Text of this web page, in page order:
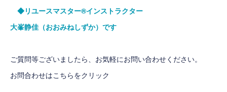
◆リユースマスター®インストラクター
大峯静佳（おおみねしずか）です
ご質問等ございましたら、お気軽にお問い合わせください。
お問合わせはこちらをクリック